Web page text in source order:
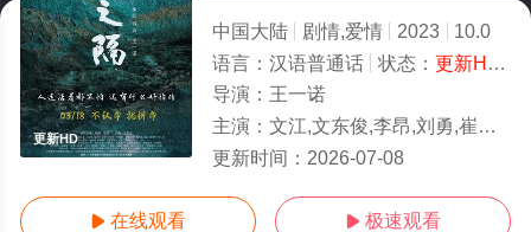
更新HD
中国大陆 剧情,爱情 2023
10.0
语言： 汉语普通话 状态： 更新HD
-
导演： 王一诺
主演： 文江,文东俊,李昂,刘勇,崔宏利,钟小丹,赵小宁,黄博斯,闻雨,卜文革,聂永新,吴长明
更新时间： 2026-07-08
 在线观看  极速观看